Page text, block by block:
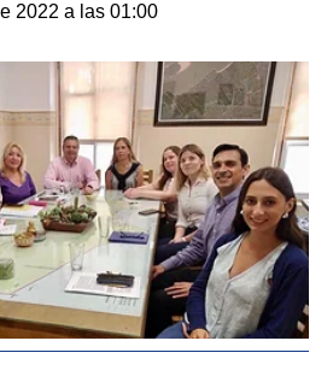
2022 a las 01:00